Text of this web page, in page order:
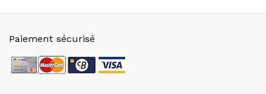
Paiement sécurisé